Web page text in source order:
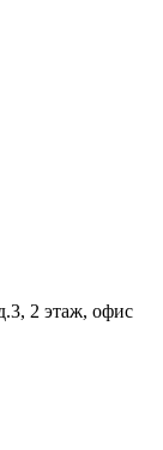
2 этаж, офис